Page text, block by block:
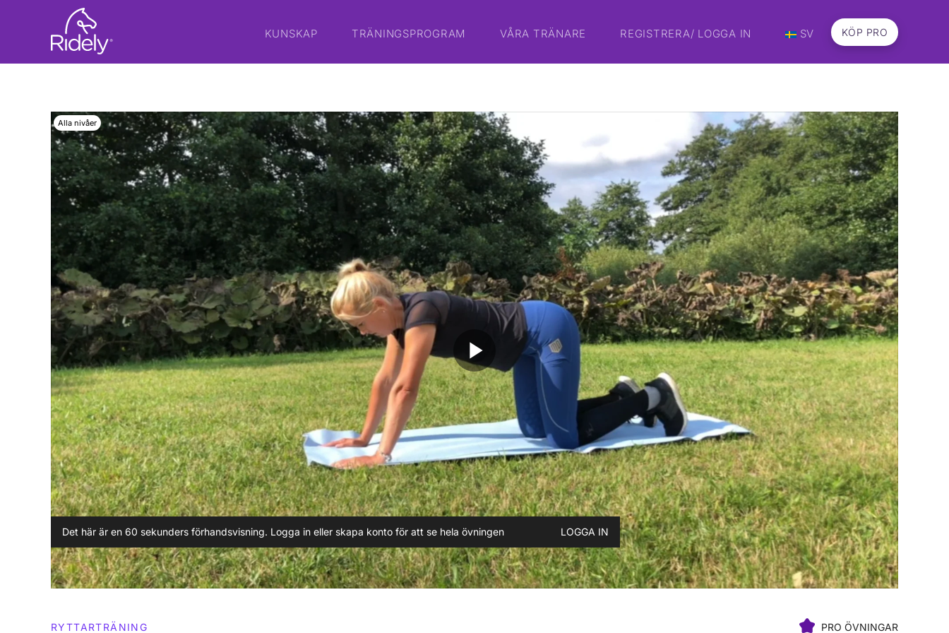
KUNSKAP TRÄNINGSPROGRAM VÅRA TRÄNARE REGISTRERA/ LOGGA IN SV KÖP PRO
play_arrow
Alla nivåer
Det här är en 60 sekunders förhandsvisning. Logga in eller skapa konto för att se hela övningen LOGGA IN
RYTTARTRÄNING PRO ÖVNINGAR